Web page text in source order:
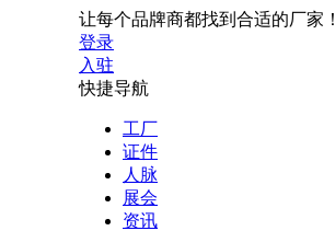
让每个品牌商都找到合适的厂家！
登录
入驻
快捷导航
工厂
证件
人脉
展会
资讯